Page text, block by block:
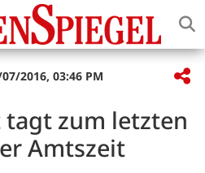
2016, 03:46 PM
zum letzten
Amtszeit